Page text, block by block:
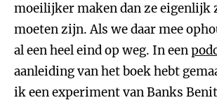
moeilijker maken dan ze eigenlijk
moeten zijn. Als we daar mee
al een heel eind op weg. In een
aanleiding van het boek hebt
ik een experiment van Banks